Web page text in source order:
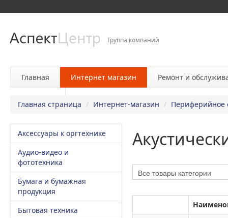
Группа компаний
Главная Интернет магазин Ремонт и
Главная страница / Интернет-магазин / Периферийное
Аксессуары к оргтехнике
Аудио-видео и
фототехника
Бумага и бумажная
продукция
Бытовая техника